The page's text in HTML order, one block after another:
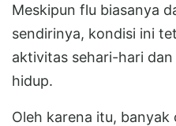
Meskipun flu biasanya
sendirinya, kondisi ini
aktivitas sehari-hari
hidup.
Oleh karena itu,